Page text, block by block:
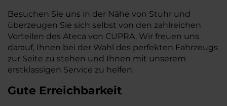
Besuchen Sie uns in der Nähe von Stuhr und
überzeugen Sie sich selbst von den zahlreichen
Vorteilen des Ateca von CUPRA. Wir freuen uns
darauf, Ihnen bei der Wahl des perfekten Fahrzeugs
zur Seite zu stehen und Ihnen mit unserem
erstklassigen Service zu helfen.
Gute Erreichbarkeit